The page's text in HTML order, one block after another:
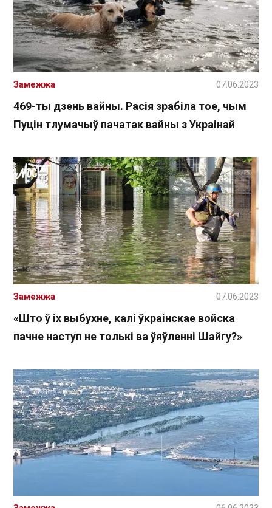
469-ты дзень вайны. Расія зрабіла тое, чым
Пуцін тлумачыў пачатак вайны з Украінай
Замежжа 07.06.2023
«Што ў іх выбухне, калі ўкраінскае войска
пачне наступ не толькі ва ўяўленні Шайгу?»
Замежжа 07.06.2023